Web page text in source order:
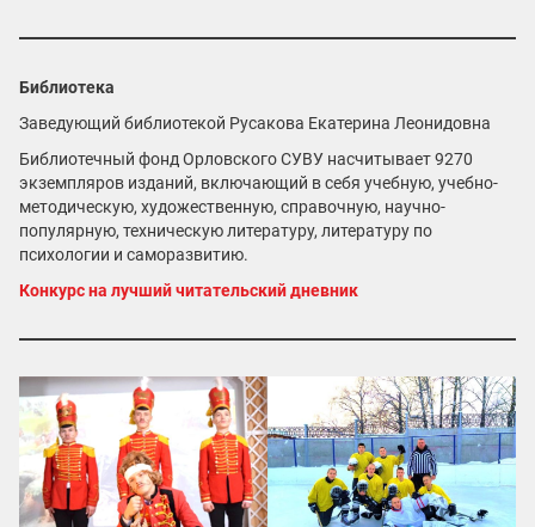
Библиотека
Заведующий библиотекой Русакова Екатерина Леонидовна
Библиотечный фонд Орловского СУВУ насчитывает 9270
экземпляров изданий, включающий в себя учебную, учебно-
методическую, художественную, справочную, научно-
популярную, техническую литературу, литературу по
психологии и саморазвитию.
Конкурс на лучший читательский дневник